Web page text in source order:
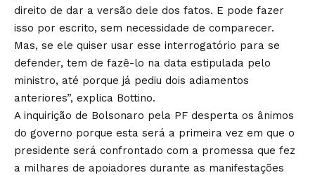
direito de dar a versão dele dos fatos. E pode fazer
isso por escrito, sem necessidade de comparecer.
Mas, se ele quiser usar esse interrogatório para se
defender, tem de fazê-lo na data estipulada pelo
ministro, até porque já pediu dois adiamentos
anteriores”, explica Bottino.
A inquirição de Bolsonaro pela PF desperta os ânimos
do governo porque esta será a primeira vez em que o
presidente será confrontado com a promessa que fez
a milhares de apoiadores durante as manifestações